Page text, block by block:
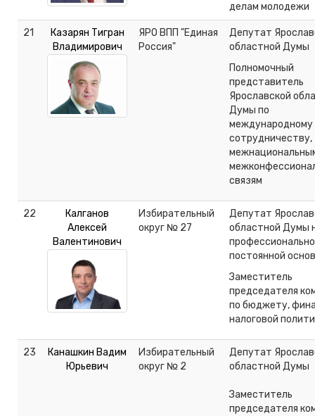
делам молодежи
21
Казарян Тигран
Владимирович
ЯРО ВПП "Единая
Россия"
Депутат
областной Думы
Полномочный
представитель
Ярославской
Думы по
международному
сотрудничеству,
связям
22
Калганов
Алексей
Валентинович
Избирательный
округ № 27
Депутат
областной Думы
постоянной
Заместитель
председателя
по бюджету,
налоговой
23
Канашкин Вадим
Юрьевич
Избирательный
округ № 2
Депутат
областной Думы
Заместитель
председателя